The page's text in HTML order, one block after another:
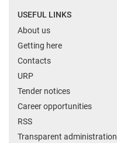
USEFUL LINKS
About us
Getting here
Contacts
URP
Tender notices
Career opportunities
RSS
Transparent administration